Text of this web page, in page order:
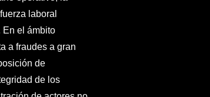
laboral
En el ámbito
a fraudes a gran
de
de los